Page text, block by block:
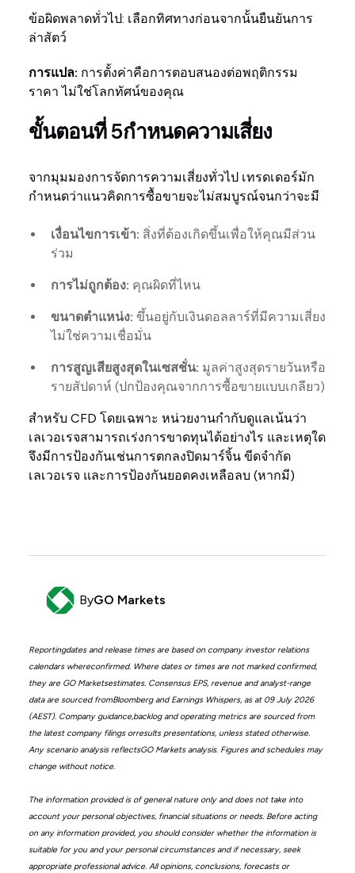
ข้อผิดพลาดทั่วไป: เลือกทิศทางก่อนจากนั้นยืนยันการ
ล่าสัตว์
การแปล: การตั้งค่าคือการตอบสนองต่อพฤติกรรม
ราคา ไม่ใช่โลกทัศน์ของคุณ
ขั้นตอนที่ 5กำหนดความเสี่ยง
จากมุมมองการจัดการความเสี่ยงทั่วไป เทรดเดอร์มัก
กำหนดว่าแนวคิดการซื้อขายจะไม่สมบูรณ์จนกว่าจะมี
เงื่อนไขการเข้า: สิ่งที่ต้องเกิดขึ้นเพื่อให้คุณมีส่วน
ร่วม
การไม่ถูกต้อง: คุณผิดที่ไหน
ขนาดตำแหน่ง: ขึ้นอยู่กับเงินดอลลาร์ที่มีความเสี่ยง
ไม่ใช่ความเชื่อมั่น
การสูญเสียสูงสุดในเซสชั่น: มูลค่าสูงสุดรายวันหรือ
รายสัปดาห์ (ปกป้องคุณจากการซื้อขายแบบเกลียว)
สำหรับ CFD โดยเฉพาะ หน่วยงานกำกับดูแลเน้นว่า
เลเวอเรจสามารถเร่งการขาดทุนได้อย่างไร และเหตุใด
จึงมีการป้องกันเช่นการตกลงปิดมาร์จิ้น ขีดจำกัด
เลเวอเรจ และการป้องกันยอดคงเหลือลบ (หากมี)
ByGO Markets
Reportingdates and release times are based on company investor relations
calendars whereconfirmed. Where dates or times are not marked confirmed,
they are GO Marketsestimates. Consensus EPS, revenue and analyst-range
data are sourced fromBloomberg and Earnings Whispers, as at 09 July 2026
(AEST). Company guidance,backlog and operating metrics are sourced from
the latest company filings orresults presentations, unless stated otherwise.
Any scenario analysis reflectsGO Markets analysis. Figures and schedules may
change without notice.
The information provided is of general nature only and does not take into
account your personal objectives, financial situations or needs. Before acting
on any information provided, you should consider whether the information is
suitable for you and your personal circumstances and if necessary, seek
appropriate professional advice. All opinions, conclusions, forecasts or